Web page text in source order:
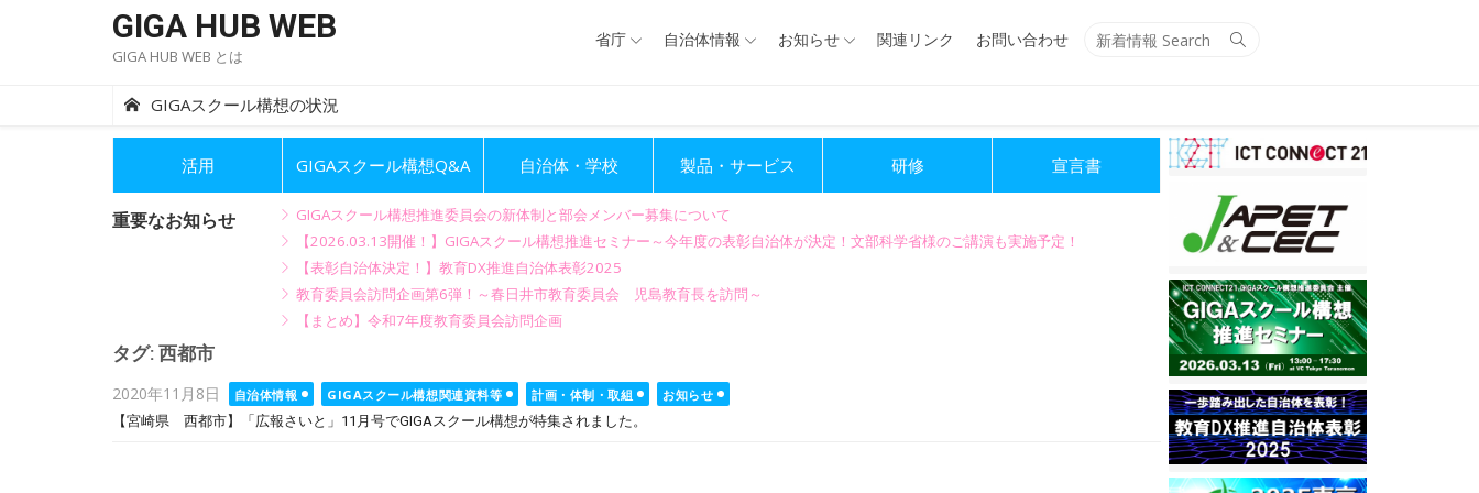
GIGA HUB WEB
GIGA HUB WEB とは
Search
省庁 自治体情報 お知らせ 関連リンク お問い合わせ
GIGAスクール構想の状況
活用 GIGAスクール構想Q&A 自治体・学校 製品・サービス 研修 宣言書
重要なお知らせ
GIGAスクール構想推進委員会の新体制と部会メンバー募集について
【2026.03.13開催！】GIGAスクール構想推進セミナー～今年度の表彰自治体が決定！文部科学省様のご講演も実施予定！
【表彰自治体決定！】教育DX推進自治体表彰2025
教育委員会訪問企画第6弾！～春日井市教育委員会 児島教育長を訪問～
【まとめ】令和7年度教育委員会訪問企画
タグ: 西都市
Posted
on
2020年11月8日 自治体情報 GIGAスクール構想関連資料等 計画・体制・取組
お知らせ
【宮崎県 西都市】「広報さいと」11月号でGIGAスクール構想が特集されました。